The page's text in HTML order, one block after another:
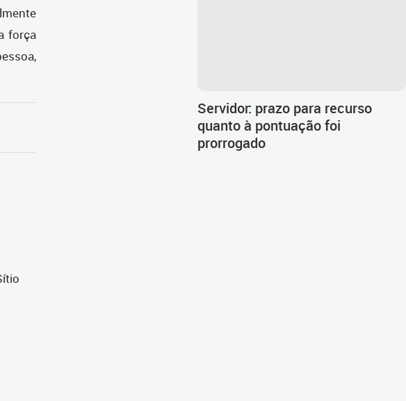
força
Servidor: prazo para recurso
quanto à pontuação foi
prorrogado